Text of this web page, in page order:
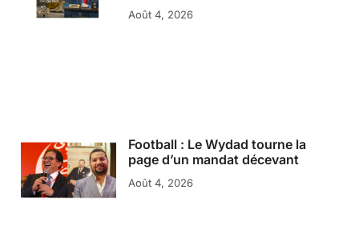
Août 4, 2026
Football : Le Wydad tourne la
page d’un mandat décevant
Août 4, 2026